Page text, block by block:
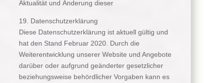
Aktualität und Änderung dieser
19. Datenschutzerklärung
Diese Datenschutzerklärung ist aktuell gültig und
hat den Stand Februar 2020. Durch die
Weiterentwicklung unserer Website und Angebote
darüber oder aufgrund geänderter gesetzlicher
beziehungsweise behördlicher Vorgaben kann es